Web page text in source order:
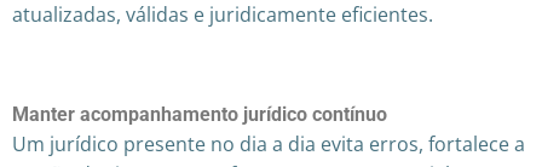
atualizadas, válidas e juridicamente eficientes.
Manter acompanhamento jurídico contínuo
Um jurídico presente no dia a dia evita erros, fortalece a